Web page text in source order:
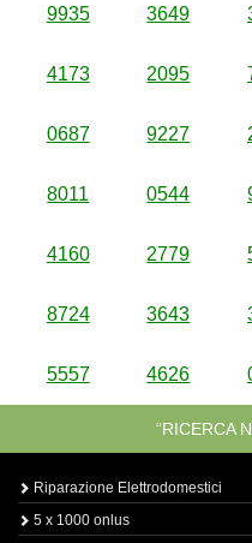
9935 3649
4173 2095
0687 9227
8011 0544
4160 2779
8724 3643
5557 4626
“RICERCA
Riparazione Elettrodomestici
5 x 1000 onlus